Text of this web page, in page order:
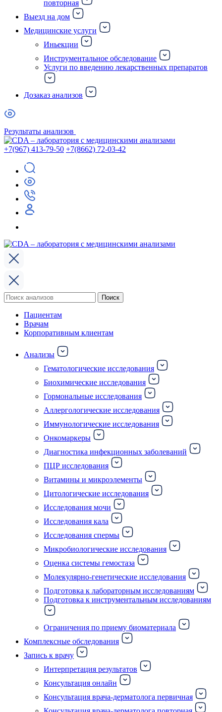
повторная
Выезд на дом
Медицинские услуги
Иньекции
Инструментальное обследование
Услуги по введению лекарственных препаратов
Дозаказ анализов
Результаты анализов
+7(967) 413-79-50 +7(8662) 72-03-42
Поиск
по:
Поиск
Пациентам
Врачам
Корпоративным клиентам
Анализы
Гематологические исследования
Биохимические исследования
Гормональные исследования
Аллергологические исследования
Иммунологические исследования
Онкомаркеры
Диагностика инфекционных заболеваний
ПЦР исследования
Витамины и микроэлементы
Цитологические исследования
Исследования мочи
Исследования кала
Исследования спермы
Микробиологические исследования
Оценка системы гемостаза
Молекулярно-генетические исследования
Подготовка к лабораторным исследованиям
Подготовка к инструментальным исследованиям
Ограничения по приему биоматериала
Комплексные обследования
Запись к врачу
Интерпретация результатов
Консультация онлайн
Консультация врача-дерматолога первичная